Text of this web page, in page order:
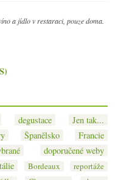
a jídlo v restaraci, pouze doma.
degustace
Jen tak...
Španělsko
Francie
doporučené weby
Bordeaux
reportáže